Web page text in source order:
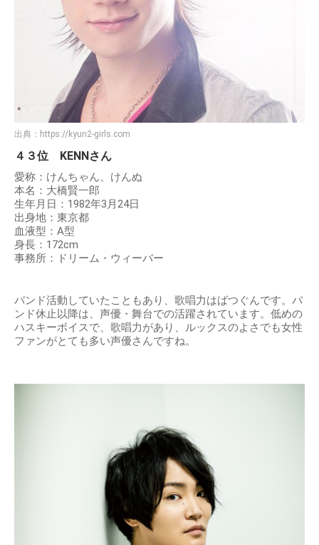
出典： https://kyun2-girls.com
４３位 KENNさん
愛称：けんちゃん、けんぬ
本名：大橋賢一郎
生年月日：1982年3月24日
出身地：東京都
血液型：A型
身長：172cm
事務所：ドリーム・ウィーバー
バンド活動していたこともあり、歌唱力はばつぐんです。バ
ンド休止以降は、声優・舞台での活躍されています。低めの
ハスキーボイスで、歌唱力があり、ルックスのよさでも女性
ファンがとても多い声優さんですね。